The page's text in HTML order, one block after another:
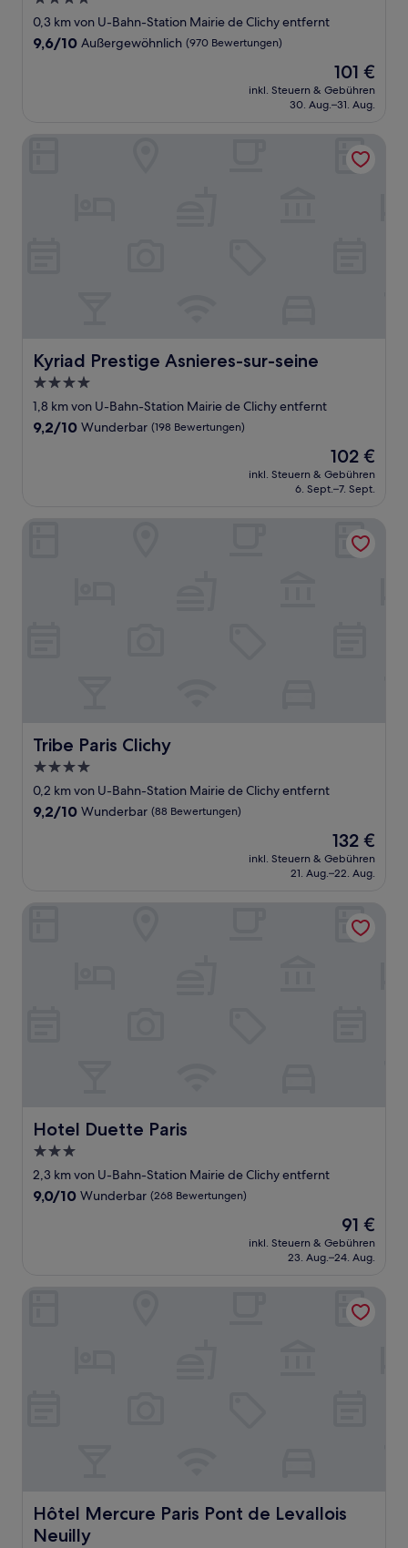
Sterne-
Unterkunft
0,3 km von U-Bahn-Station Mairie de Clichy entfernt
9.6
9,6/10 Außergewöhnlich (970 Bewertungen)
Der
Preis
beträgt
101 €
inkl. Steuern & Gebühren
30. Aug.–31. Aug.
Kyriad Prestige Asnieres-sur-seine
Kyriad Prestige Asnieres-sur-seine
4.0-
Sterne-
Unterkunft
1,8 km von U-Bahn-Station Mairie de Clichy entfernt
9.2
9,2/10 Wunderbar (198 Bewertungen)
Der
Preis
beträgt
102 €
inkl. Steuern & Gebühren
6. Sept.–7. Sept.
Tribe Paris Clichy
Tribe Paris Clichy
4.0-
Sterne-
Unterkunft
0,2 km von U-Bahn-Station Mairie de Clichy entfernt
9.2
9,2/10 Wunderbar (88 Bewertungen)
Der
Preis
beträgt
132 €
inkl. Steuern & Gebühren
21. Aug.–22. Aug.
Hotel Duette Paris
Hotel Duette Paris
3.0-
Sterne-
Unterkunft
2,3 km von U-Bahn-Station Mairie de Clichy entfernt
9.0
9,0/10 Wunderbar (268 Bewertungen)
Der
Preis
beträgt
91 €
inkl. Steuern & Gebühren
23. Aug.–24. Aug.
Hôtel Mercure Paris Pont de Levallois
Neuilly
Hôtel Mercure Paris Pont de Levallois Neuilly